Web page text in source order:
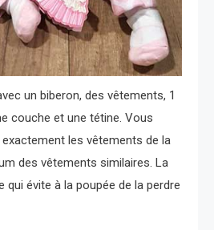
un biberon, des vêtements, 1
couche et une tétine. Vous
exactement les vêtements de la
des vêtements similaires. La
qui évite à la poupée de la perdre